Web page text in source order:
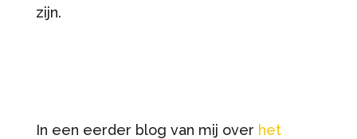
zijn.
In een eerder blog van mij over het